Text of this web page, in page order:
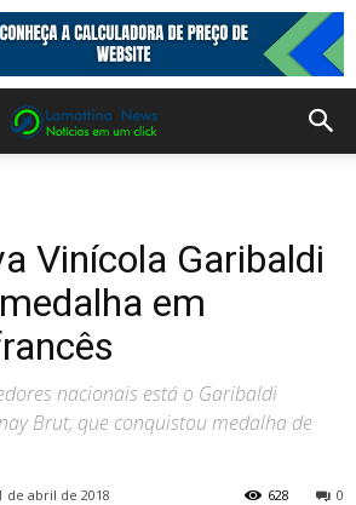
Vinícola Garibaldi
em
nacionais está o Garibaldi
Brut, que conquistou medalha de
de abril de 2018 0
628